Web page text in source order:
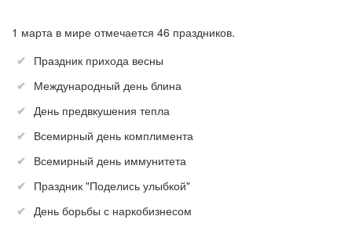
1 марта в мире отмечается 46 праздников.
Праздник прихода весны
Международный день блина
День предвкушения тепла
Всемирный день комплимента
Всемирный день иммунитета
Праздник "Поделись улыбкой"
День борьбы с наркобизнесом